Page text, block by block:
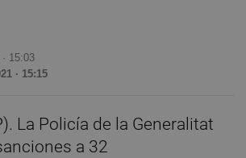
15:03
· 15:15
La Policía de la Generalitat
a 32